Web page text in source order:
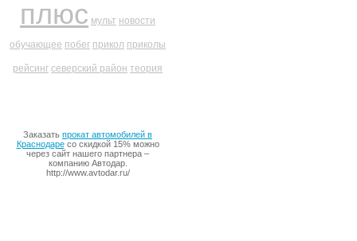
плюс мульт новости
обучающее побег прикол приколы
рейсинг северский район теория
Заказать прокат автомобилей в
Краснодаресо скидкой 15% можно
через сайт нашего партнера –
компанию Автодар.
http://www.avtodar.ru/